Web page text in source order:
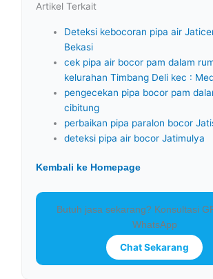
Artikel Terkait
Deteksi kebocoran pipa air
Bekasi
cek pipa air bocor pam dalam
kelurahan Timbang Deli kec :
pengecekan pipa bocor pam
cibitung
perbaikan pipa paralon bocor
deteksi pipa air bocor Jatimulya
Kembali ke Homepage
Butuh jasa sekarang? Konsultasi
WhatsApp
Chat Sekarang